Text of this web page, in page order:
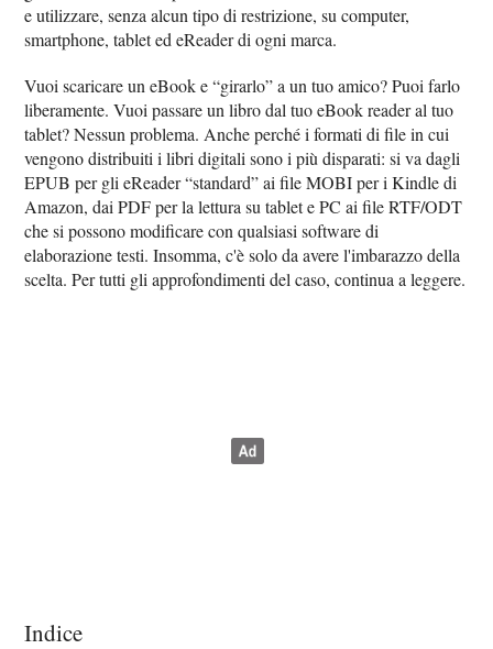
e utilizzare, senza alcun tipo di restrizione, su computer,
smartphone, tablet ed eReader di ogni marca.
Vuoi scaricare un eBook e “girarlo” a un tuo amico? Puoi farlo
liberamente. Vuoi passare un libro dal tuo eBook reader al tuo
tablet? Nessun problema. Anche perché i formati di file in cui
vengono distribuiti i libri digitali sono i più disparati: si va dagli
EPUB per gli eReader “standard” ai file MOBI per i Kindle di
Amazon, dai PDF per la lettura su tablet e PC ai file RTF/ODT
che si possono modificare con qualsiasi software di
elaborazione testi. Insomma, c'è solo da avere l'imbarazzo della
scelta. Per tutti gli approfondimenti del caso, continua a leggere.
Indice